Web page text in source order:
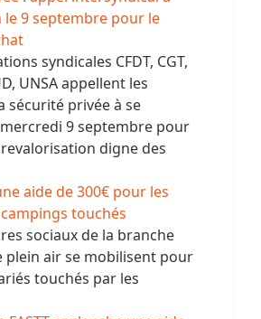
9 septembre pour le
syndicales CFDT, CGT,
UNSA appellent les
sécurité privée à se
9 septembre pour
digne des
aide de 300€ pour les
touchés
sociaux de la branche
plein air se mobilisent pour
touchés par les